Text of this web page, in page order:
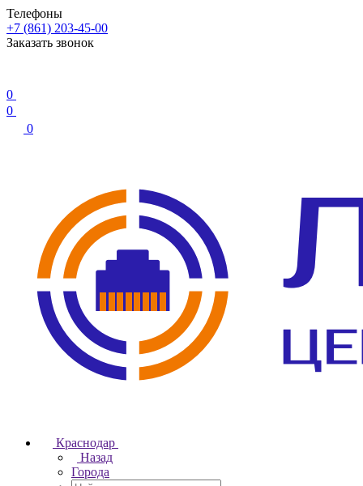
Телефоны
+7 (861) 203-45-00
Заказать звонок
0
0
0
Краснодар
Назад
Города